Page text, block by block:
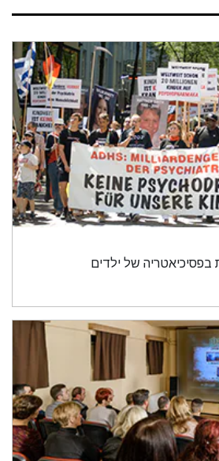
בפסיכיאטריה של ילדים